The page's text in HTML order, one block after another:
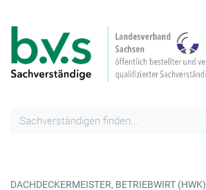
DACHDECKERMEISTER, BETRIEBWIRT (HWK)